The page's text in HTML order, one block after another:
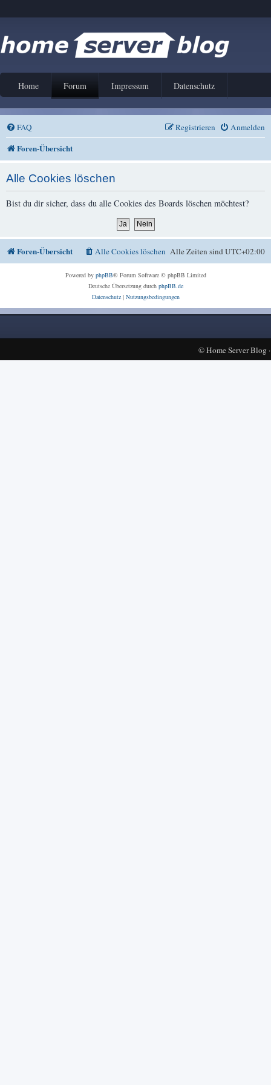
Home Forum Impressum Datenschutz
FAQ Anmelden
Registrieren
Foren-Übersicht
Alle Cookies löschen
Bist du dir sicher, dass du alle Cookies des Boards löschen möchtest?
Foren-Übersicht Alle Zeiten sindUTC+02:00
Alle Cookies löschen
Powered by phpBB® Forum Software © phpBB Limited
Deutsche Übersetzung durch phpBB.de
Datenschutz| Nutzungsbedingungen
©Home Server Blog